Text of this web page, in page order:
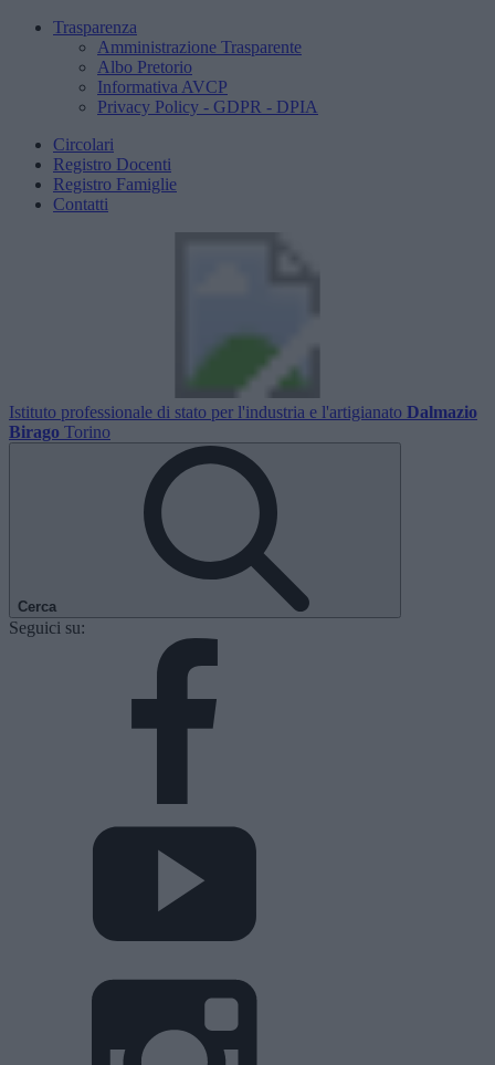
Trasparenza
Amministrazione Trasparente
Albo Pretorio
Informativa AVCP
Privacy Policy - GDPR - DPIA
Circolari
Registro Docenti
Registro Famiglie
Contatti
Istituto professionale di stato per l'industria e l'artigianato Dalmazio
Birago Torino
Cerca
Seguici su: